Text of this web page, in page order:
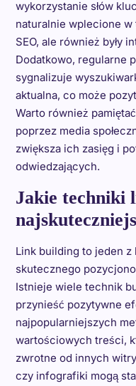
wykorzystanie słów
naturalnie wplecione w
SEO, ale również były
Dodatkowo, regularne
sygnalizuje
aktualna, co może
Warto również
poprzez media
zwiększa ich zasięg i
odwiedzających.
Jakie techniki
Link building to jeden
skutecznego
Istnieje wiele technik
przynieść pozytywne
najpopularniejszych
wartościowych treści,
zwrotne od innych
czy infografiki mogą